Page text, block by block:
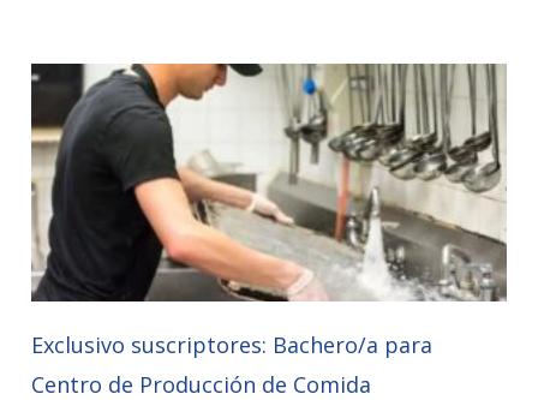
Exclusivo suscriptores: Bachero/a para
Centro de Producción de Comida